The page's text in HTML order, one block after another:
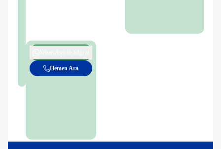
Hemen Ara